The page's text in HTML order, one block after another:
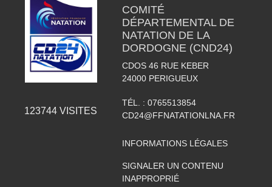
123744 VISITES
COMITÉ
DÉPARTEMENTAL DE
NATATION DE LA
DORDOGNE (CND24)
CDOS 46 RUE KEBER
24000 PERIGUEUX
TÉL. : 0765513854
CD24@FFNATATIONLNA.FR
INFORMATIONS LÉGALES
SIGNALER UN CONTENU
INAPPROPRIÉ